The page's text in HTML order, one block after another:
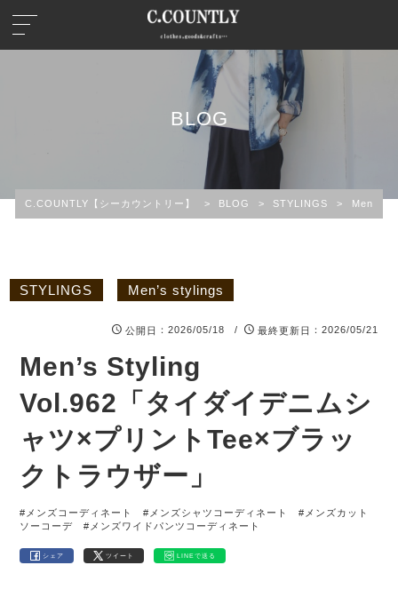
BLOG
C.COUNTLY【シーカウントリー】 > BLOG > STYLINGS > Men’s
STYLINGS Men’s stylings
公開日 ：2026/05/18 / 最終更新日 ：2026/05/21
Men’s Styling
Vol.962「タイダイデニムシ
ャツ×プリントTee×ブラッ
クトラウザー」
#メンズコーディネート #メンズシャツコーディネート
#メンズカット
ソーコーデ
#メンズワイドパンツコーディネート
シェア ツイート LINEで送る